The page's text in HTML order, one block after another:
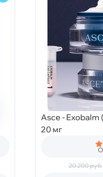
Asce -
20 мг
20 200руб.